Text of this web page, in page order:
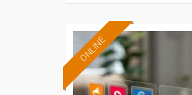
ONLINE
Formación 100%
subvencionada.